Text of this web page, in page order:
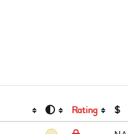
Rating $